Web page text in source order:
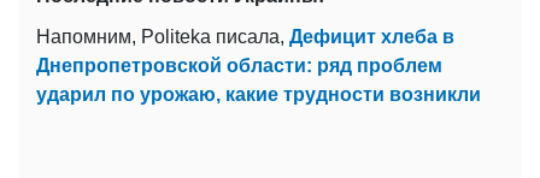
Напомним, Politeka писала, Дефицит хлеба в
Днепропетровской области: ряд проблем
ударил по урожаю, какие трудности возникли